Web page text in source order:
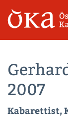
2007
Kabarettist,